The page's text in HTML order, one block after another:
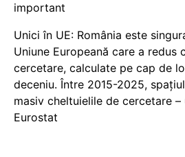
important
Unici în UE: România este
Uniune Europeană care a redus
cercetare, calculate pe cap de
deceniu. Între 2015-2025,
masiv cheltuielile de cercetare
Eurostat